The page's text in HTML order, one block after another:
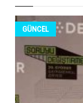
GÜNCEL